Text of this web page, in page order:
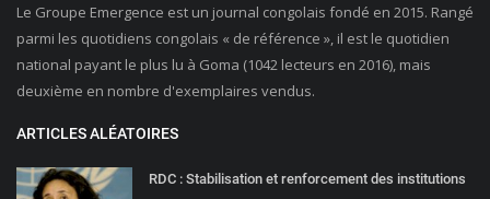
Le Groupe Emergence est un journal congolais fondé en 2015. Rangé
parmi les quotidiens congolais « de référence », il est le quotidien
national payant le plus lu à Goma (1042 lecteurs en 2016), mais
deuxième en nombre d'exemplaires vendus.
ARTICLES ALÉATOIRES
RDC : Stabilisation et renforcement des institutions